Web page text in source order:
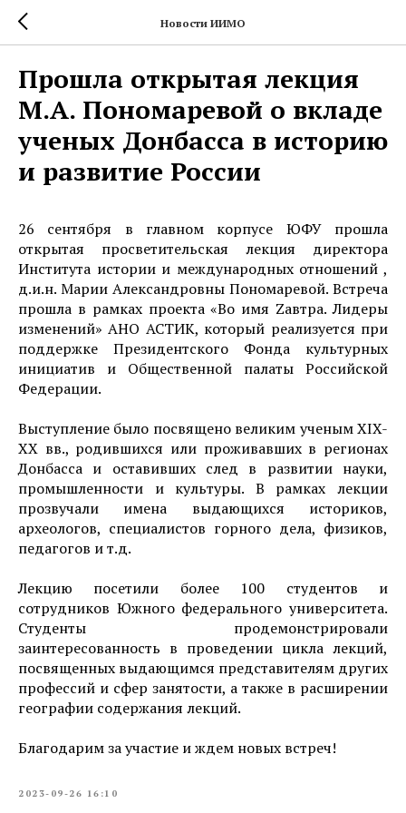
Новости ИИМО
Прошла открытая лекция
М.А. Пономаревой о вкладе
ученых Донбасса в историю
и развитие России
26 сентября в главном корпусе ЮФУ прошла
открытая просветительская лекция директора
Института истории и международных отношений ,
д.и.н. Марии Александровны Пономаревой. Встреча
прошла в рамках проекта «Во имя Zавтра. Лидеры
изменений» АНО АСТИК, который реализуется при
поддержке Президентского Фонда культурных
инициатив и Общественной палаты Российской
Федерации.
Выступление было посвящено великим ученым XIX-
XX вв., родившихся или проживавших в регионах
Донбасса и оставивших след в развитии науки,
промышленности и культуры. В рамках лекции
прозвучали имена выдающихся историков,
археологов, специалистов горного дела, физиков,
педагогов и т.д.
Лекцию посетили более 100 студентов и
сотрудников Южного федерального университета.
Студенты продемонстрировали
заинтересованность в проведении цикла лекций,
посвященных выдающимся представителям других
профессий и сфер занятости, а также в расширении
географии содержания лекций.
Благодарим за участие и ждем новых встреч!
2023-09-26 16:10